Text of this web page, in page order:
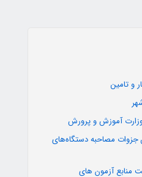
و تامین
آموزش و پرورش
جزوات مصاحبه دستگاه‌های
منابع آزمون های